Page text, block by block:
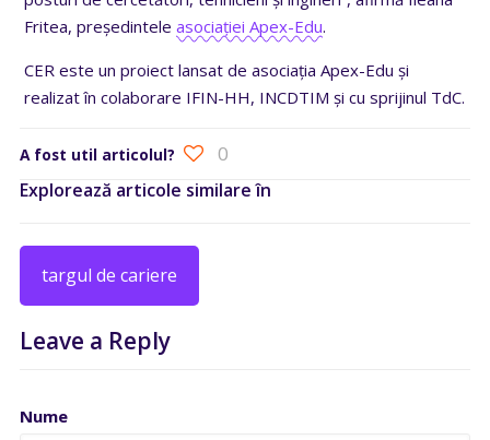
Fritea, președinteleasociației Apex-Edu.
CER este un proiect lansat de asociația Apex-Edu și
realizat în colaborare IFIN-HH, INCDTIM și cu sprijinul TdC.
A fost util articolul? 0
Explorează articole similare în
targul de cariere
Leave a Reply
Nume